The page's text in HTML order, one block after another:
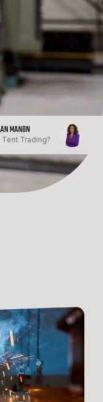
MANON
Trading?